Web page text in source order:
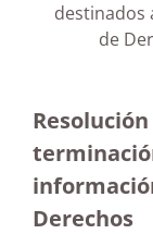
destinados
de